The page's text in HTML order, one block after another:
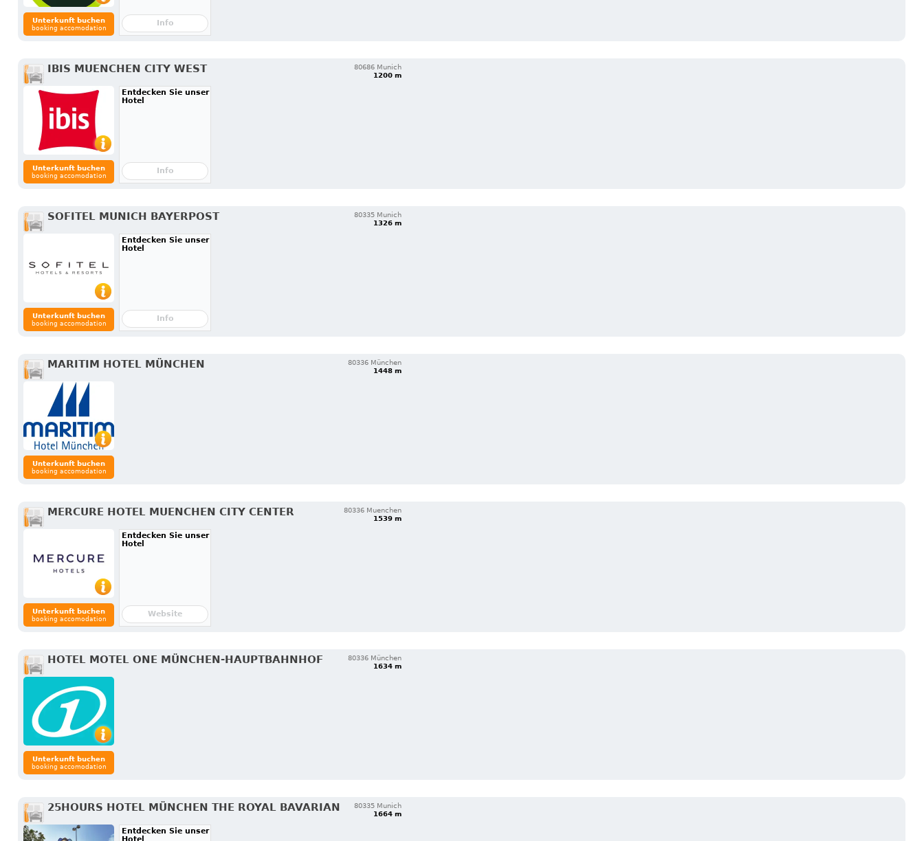
Unterkunft buchen
booking accomodation
Info
IBIS MUENCHEN CITY WEST
80686 Munich
1200 m
Unterkunft buchen
booking accomodation
Entdecken Sie unser
Hotel
Info
SOFITEL MUNICH BAYERPOST
80335 Munich
1326 m
Unterkunft buchen
booking accomodation
Entdecken Sie unser
Hotel
Info
MARITIM HOTEL MÜNCHEN
80336 München
1448 m
Unterkunft buchen
booking accomodation
MERCURE HOTEL MUENCHEN CITY CENTER
80336 Muenchen
1539 m
Unterkunft buchen
booking accomodation
Entdecken Sie unser
Hotel
Website
HOTEL MOTEL ONE MÜNCHEN-HAUPTBAHNHOF
80336 München
1634 m
Unterkunft buchen
booking accomodation
25HOURS HOTEL MÜNCHEN THE ROYAL BAVARIAN
80335 Munich
1664 m
Entdecken Sie unser